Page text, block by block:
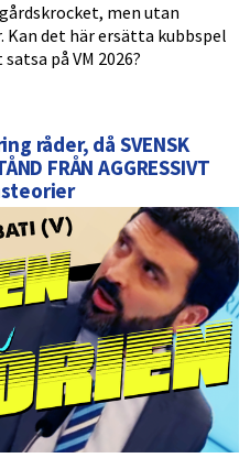
men utan
det här ersätta kubbspel
på VM 2026?
råder, då SVENSK
FRÅN AGGRESSIVT